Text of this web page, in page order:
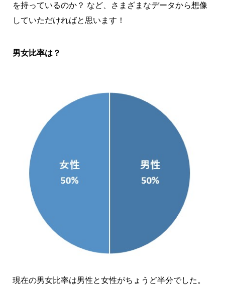
を持っているのか？ など、さまざまなデータから想像
していただければと思います！
男女比率は？
現在の男女比率は男性と女性がちょうど半分でした。